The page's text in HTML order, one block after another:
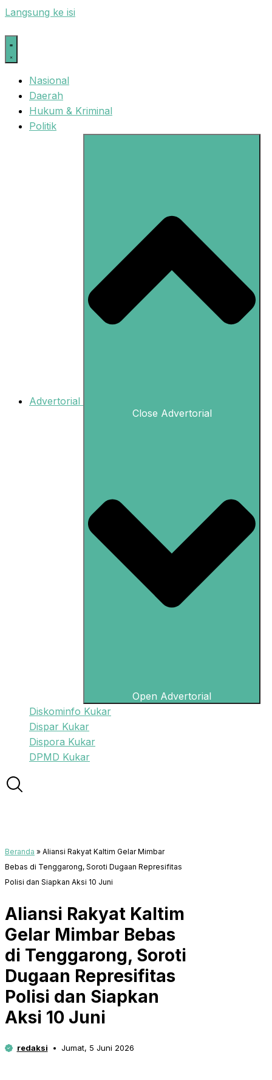
Langsung ke isi
Nasional
Daerah
Hukum & Kriminal
Politik
Advertorial
Close Advertorial
Open Advertorial
Diskominfo Kukar
Dispar Kukar
Dispora Kukar
DPMD Kukar
Beranda » Aliansi Rakyat Kaltim Gelar Mimbar
Bebas di Tenggarong, Soroti Dugaan Represifitas
Polisi dan Siapkan Aksi 10 Juni
Aliansi Rakyat Kaltim
Gelar Mimbar Bebas
di Tenggarong, Soroti
Dugaan Represifitas
Polisi dan Siapkan
Aksi 10 Juni
redaksi Jumat, 5 Juni 2026